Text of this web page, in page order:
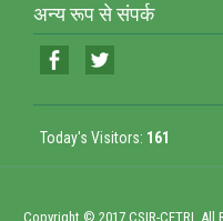
अन्‍य रूप से संपर्क
Today's Visitors: 161
Copyright © 2017 CSIR-CFTRI. All